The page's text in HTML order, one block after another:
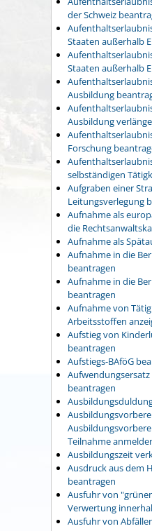
der Schweiz
Staaten außerhalb
Staaten außerhalb
Ausbildung
Ausbildung
Forschung
selbständigen
Aufgraben einer
Leitungsverlegung
Aufnahme als
die
Aufnahme als
Aufnahme in die
beantragen
Aufnahme in die
beantragen
Aufnahme von
Arbeitsstoffen
Aufstieg von
beantragen
Aufstiegs-BAföG
beantragen
Teilnahme
Ausbildungszeit
Ausdruck aus dem
beantragen
Ausfuhr von
Verwertung
Ausfuhr von